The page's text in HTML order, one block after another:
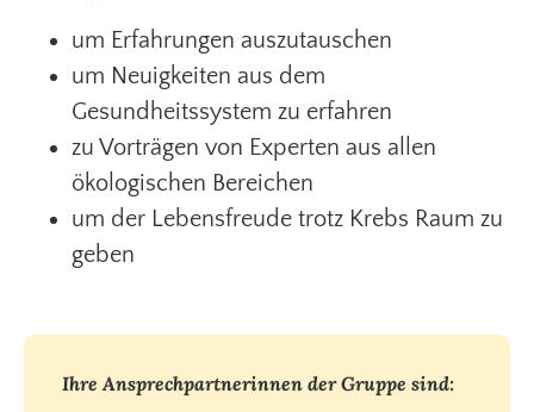
um Erfahrungen auszutauschen
um Neuigkeiten aus dem
Gesundheitssystem zu erfahren
zu Vorträgen von Experten aus allen
ökologischen Bereichen
um der Lebensfreude trotz Krebs Raum zu
geben
Ihre Ansprechpartnerinnen der Gruppe sind: